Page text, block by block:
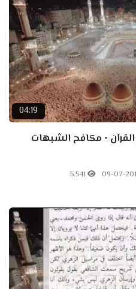
04:19
- مكافح الشبهات
09-07-
5.541